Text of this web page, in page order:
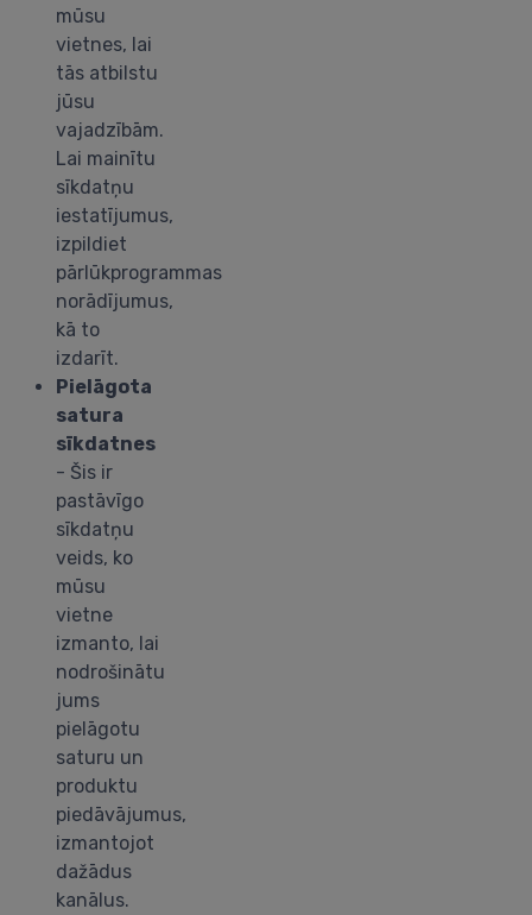
mūsu
vietnes, lai
tās atbilstu
jūsu
vajadzībām.
Lai mainītu
sīkdatņu
iestatījumus,
izpildiet
pārlūkprogrammas
norādījumus,
kā to
izdarīt.
Pielāgota
satura
sīkdatnes
- Šis ir
pastāvīgo
sīkdatņu
veids, ko
mūsu
vietne
izmanto, lai
nodrošinātu
jums
pielāgotu
saturu un
produktu
piedāvājumus,
izmantojot
dažādus
kanālus.